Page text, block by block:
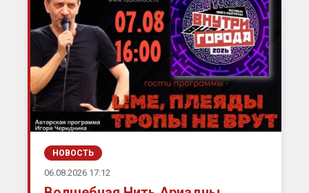
НОВОСТЬ
06.08.2026 17:12